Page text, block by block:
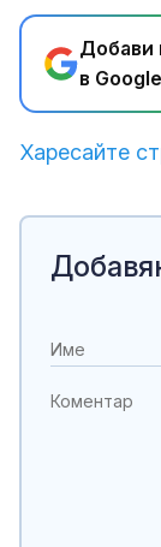
Добави
в Google
Харесайте